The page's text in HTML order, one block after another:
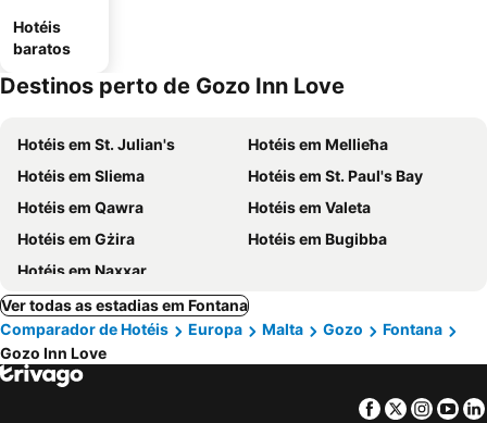
Hotéis
baratos
Destinos perto de Gozo Inn Love
Hotéis em St. Julian's
Hotéis em Mellieħa
Hotéis em Sliema
Hotéis em St. Paul's Bay
Hotéis em Qawra
Hotéis em Valeta
Hotéis em Gżira
Hotéis em Bugibba
Hotéis em Naxxar
Ver todas as estadias em Fontana
Comparador de Hotéis
Europa Malta Gozo
Fontana
Gozo Inn Love
Facebook
Twitter